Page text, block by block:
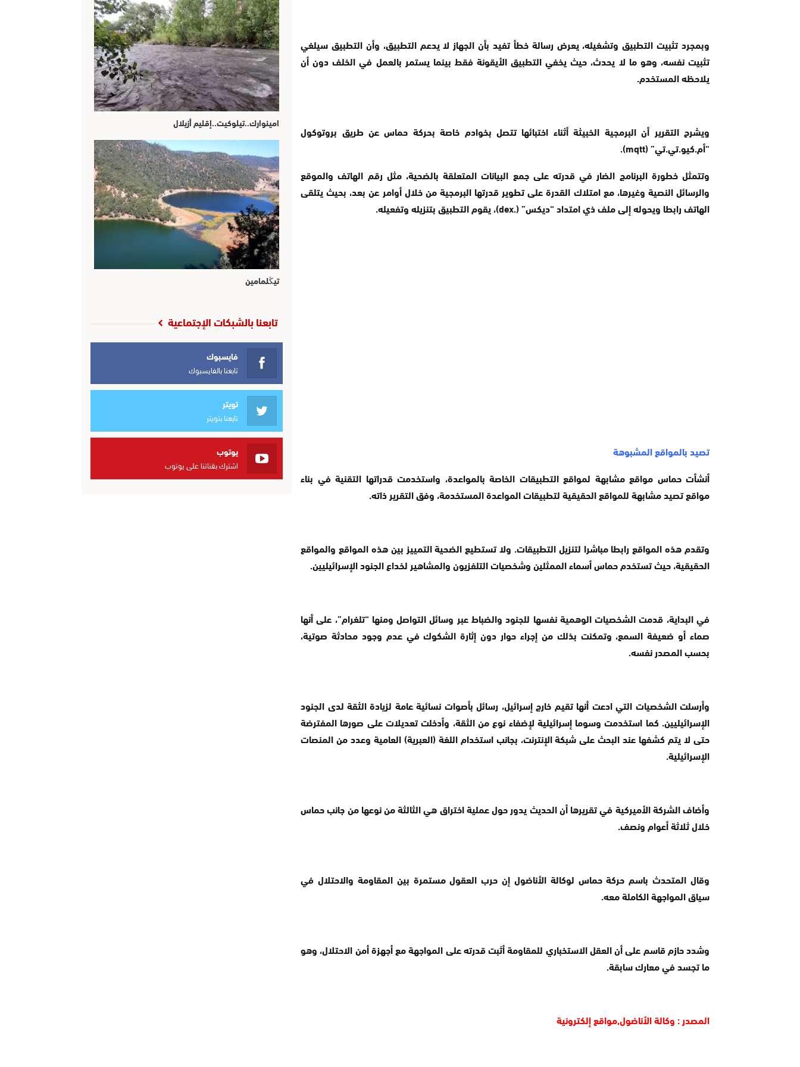
وبمجرد تثبيت التطبيق وتشغيله، يعرض رسالة خطأ تفيد بأن الجهاز لا يدعم التطبيق، وأن التطبيق سيلغي
تثبيت نفسه، وهو ما لا يحدث، حيث يخفي التطبيق الأيقونة فقط بينما يستمر بالعمل في الخلف دون أن
يلاحظه المستخدم.
ويشرح التقرير أن البرمجية الخبيثة أثناء اختبائها تتصل بخوادم خاصة بحركة حماس عن طريق بروتوكول
“أم.كيو.تي.تي” (mqtt
).
وتتمثل خطورة البرنامج الضار في قدرته على جمع البيانات المتعلقة بالضحية، مثل رقم الهاتف والموقع
والرسائل النصية وغيرها، مع امتلاك القدرة على تطوير قدرتها البرمجية من خلال أوامر عن بعد، بحيث يتلقى
الهاتف رابطا ويحوله إلى ملف ذي امتداد “ديكس” (.dex)، يقوم التطبيق بتنزيله وتفعيله.
تصيد بالمواقع المشبوهة
أنشأت حماس مواقع مشابهة لمواقع التطبيقات الخاصة بالمواعدة، واستخدمت قدراتها التقنية في بناء
مواقع تصيد مشابهة للمواقع الحقيقية لتطبيقات المواعدة المستخدمة، وفق التقرير ذاته.
وتقدم هذه المواقع رابطا مباشرا لتنزيل التطبيقات. ولا تستطيع الضحية التمييز بين هذه المواقع والمواقع
الحقيقية، حيث تستخدم حماس أسماء الممثلين وشخصيات التلفزيون والمشاهير لخداع الجنود الإسرائيليين.
في البداية، قدمت الشخصيات الوهمية نفسها للجنود والضباط عبر وسائل التواصل ومنها “تلغرام”، على أنها
صماء أو ضعيفة السمع، وتمكنت بذلك من إجراء حوار دون إثارة الشكوك في عدم وجود محادثة صوتية،
بحسب المصدر نفسه.
وأرسلت الشخصيات التي ادعت أنها تقيم خارج إسرائيل، رسائل بأصوات نسائية عامة لزيادة الثقة لدى الجنود
الإسرائيليين. كما استخدمت وسوما إسرائيلية لإضفاء نوع من الثقة، وأدخلت تعديلات على صورها المفترضة
حتى لا يتم كشفها عند البحث على شبكة الإنترنت، بجانب استخدام اللغة (العبرية) العامية وعدد من المنصات
الإسرائيلية.
وأضاف الشركة الأميركية في تقريرها أن الحديث يدور حول عملية اختراق هي الثالثة من نوعها من جانب حماس
خلال ثلاثة أعوام ونصف.
وقال المتحدث باسم حركة حماس لوكالة الأناضول إن حرب العقول مستمرة بين المقاومة والاحتلال في
سياق المواجهة الكاملة معه.
وشدد حازم قاسم على أن العقل الاستخباري للمقاومة أثبت قدرته على المواجهة مع أجهزة أمن الاحتلال، وهو
ما تجسد في معارك سابقة.
المصدر : وكالة الأناضول,مواقع إلكترونية
امينوارك..تيلوكيت..إقليم أزيلال
تيڭلمامين
تابعنا بالشبكات الإجتماعية
فايسبوك
تابعنا بالفايسبوك
تويتر
تابعنا بتويتر
يوتوب
اشترك بقناتنا على يوتوب